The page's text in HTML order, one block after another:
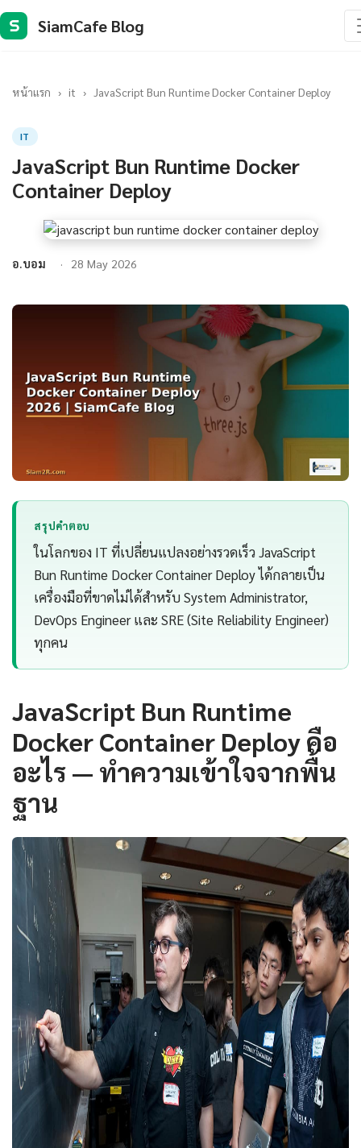
S SiamCafe Blog
หน้าแรก › it › JavaScript Bun Runtime Docker Container Deploy
IT
JavaScript Bun Runtime Docker
Container Deploy
อ.บอม 28 May 2026
สรุปคำตอบ
ในโลกของ IT ที่เปลี่ยนแปลงอย่างรวดเร็ว JavaScript
Bun Runtime Docker Container Deploy ได้กลายเป็น
เครื่องมือที่ขาดไม่ได้สำหรับ System Administrator,
DevOps Engineer และ SRE (Site Reliability Engineer)
ทุกคน
JavaScript Bun Runtime
Docker Container Deploy คือ
อะไร — ทำความเข้าใจจากพื้น
ฐาน